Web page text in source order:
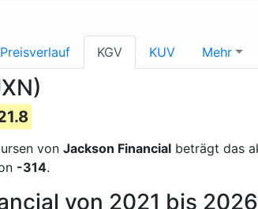
Preisverlauf KGV KUV Mehr
von Jackson Financial beträgt das
-314.
von 2021 bis 2026